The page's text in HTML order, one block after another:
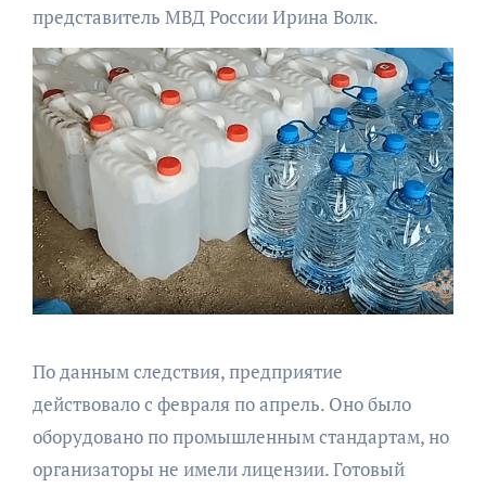
представитель МВД России Ирина Волк.
По данным следствия, предприятие
действовало с февраля по апрель. Оно было
оборудовано по промышленным стандартам, но
организаторы не имели лицензии. Готовый